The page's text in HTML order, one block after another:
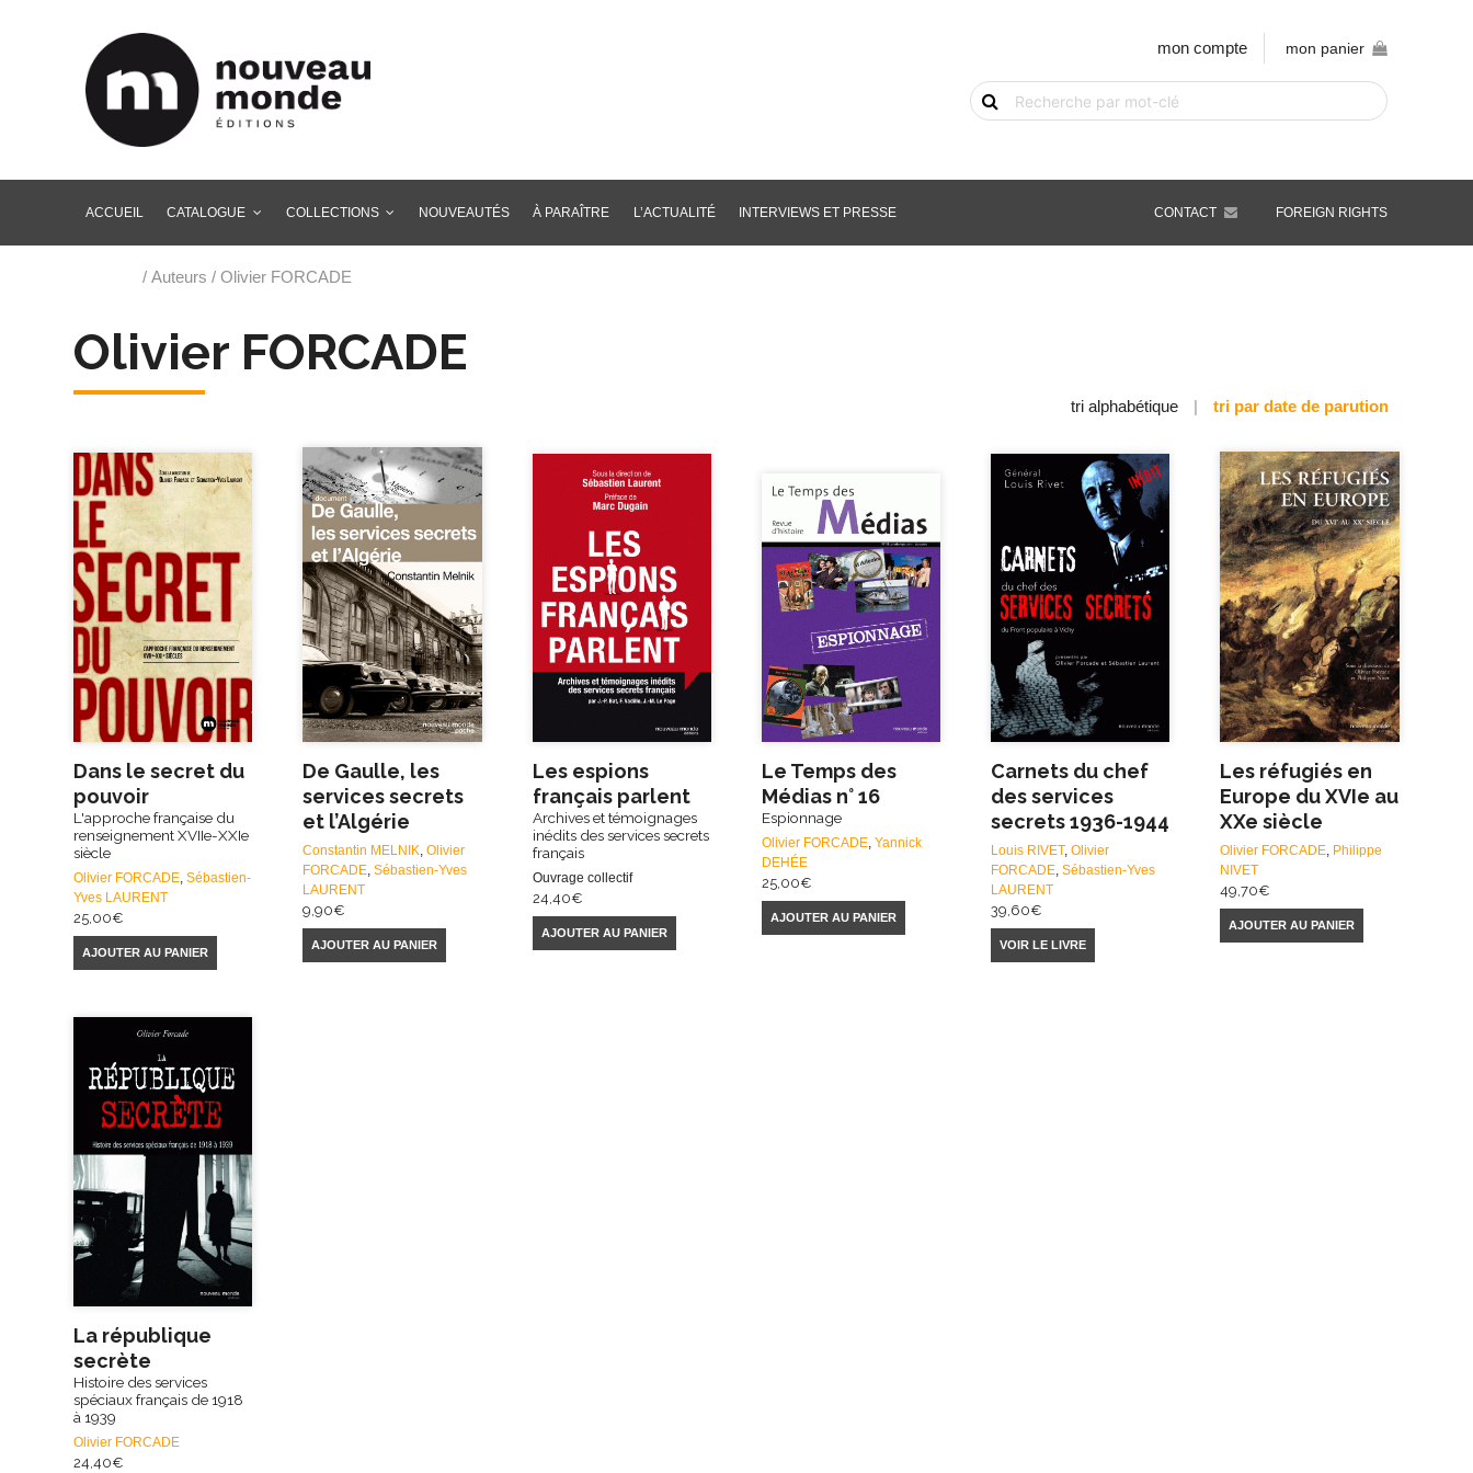
mon compte mon panier
Recherche
de
ACCUEIL
CATALOGUE COLLECTIONS NOUVEAUTÉS À PARAÎTRE L’ACTUALITÉ INTERVIEWS ET PRESSE FOREIGN RIGHTS
CONTACT
/ Auteurs / Olivier FORCADE
Olivier FORCADE
tri alphabétique | tri par date de parution
Dans le secret du
pouvoir
L'approche française du
renseignement XVIIe-XXIe
siècle
Olivier FORCADE,Sébastien-
Yves LAURENT
25,00€
AJOUTER AU PANIER
De Gaulle, les
services secrets
et l’Algérie
Constantin MELNIK,Olivier
FORCADE,Sébastien-Yves
LAURENT
9,90€
AJOUTER AU PANIER
Les espions
français parlent
Archives et témoignages
inédits des services secrets
français
Ouvrage collectif
24,40€
AJOUTER AU PANIER
Le Temps des
Médias n° 16
Espionnage
Olivier FORCADE, Yannick
DEHÉE
25,00€
AJOUTER AU PANIER
Carnets du chef
des services
secrets 1936-1944
Louis RIVET,Olivier
FORCADE,Sébastien-Yves
LAURENT
39,60€
VOIR LE LIVRE
Les réfugiés en
Europe du XVIe au
XXe siècle
Olivier FORCADE, Philippe
NIVET
49,70€
AJOUTER AU PANIER
La république
secrète
Histoire des services
spéciaux français de 1918
à 1939
Olivier FORCADE
24,40€